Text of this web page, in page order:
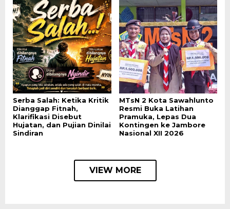
Serba Salah: Ketika Kritik
Dianggap Fitnah,
Klarifikasi Disebut
Hujatan, dan Pujian Dinilai
Sindiran
MTsN 2 Kota Sawahlunto
Resmi Buka Latihan
Pramuka, Lepas Dua
Kontingen ke Jambore
Nasional XII 2026
VIEW MORE